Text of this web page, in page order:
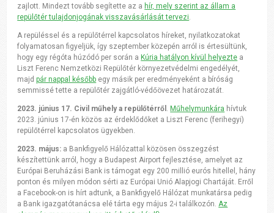
zajlott. Mindezt tovább segítette az a hír, mely szerint az állam a
repülőtér tulajdonjogának visszavásárlását tervezi
A repüléssel és a repülőtérrel kapcsolatos híreket, nyilatkozatokat
folyamatosan figyeljük, így szeptember közepén arról is értesültünk,
hogy egy régóta húzódó per során aKúria hatályon kívül helyezte a
Liszt Ferenc Nemzetközi Repülőtér környezetvédelmi engedélyét,
majdpár nappal később egy másik per eredményeként a bíróság
semmissé tette a repülőtér zajgátló-védőövezet határozatát.
2023. június 17. Civil műhely a repülőtérről .Műhelymunkára hívtuk
2023. június 17-én közös az érdeklődőket a Liszt Ferenc (ferihegyi)
repülőtérrel kapcsolatos ügyekben.
2023. május: a Bankfigyelő Hálózattal közösen összegzést
készítettünk arról, hogy a Budapest Airport fejlesztése, amelyet az
Európai Beruházási Bank is támogat egy 200 millió eurós hitellel, hány
ponton és milyen módon sérti az Európai Unió Alapjogi Chartáját. Erről
a Facebook-on is hírt adtunk, a Bankfigyelő Hálózat munkatársa pedig
a Bank igazgatótanácsa elé tárta egy május 2-i találkozón. Az